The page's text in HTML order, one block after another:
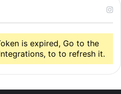
is expired, Go to the
to to refresh it.